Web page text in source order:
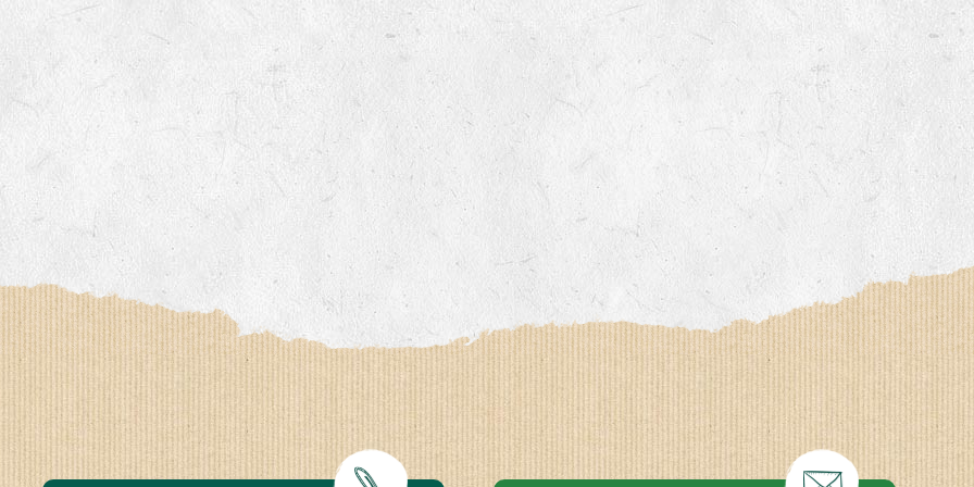
www.bingenheimersaatgut.de
www.aubepin.fr